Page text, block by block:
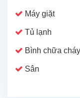
Máy giặt
Tủ lạnh
Bình chữa cháy
Sân